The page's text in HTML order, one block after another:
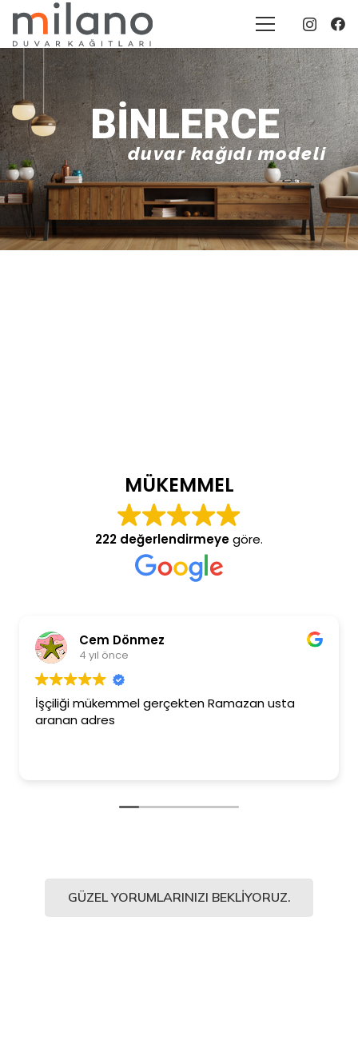
BINLERCE
duvar kağıdı modeli
MÜKEMMEL
222 değerlendirmeyegöre.
Cem Dönmez
4 yıl önce
İşçiliği mükemmel gerçekten Ramazan usta
aranan adres
GÜZEL YORUMLARINIZI BEKLIYORUZ.